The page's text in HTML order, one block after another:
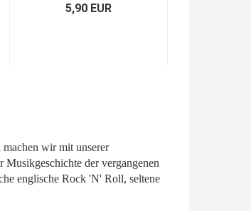
5,90 EUR
wir mit unserer
Musikgeschichte der vergangenen
englische Rock 'N' Roll, seltene